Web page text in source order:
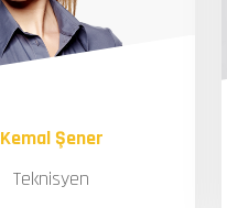
Kemal Şener
Teknisyen